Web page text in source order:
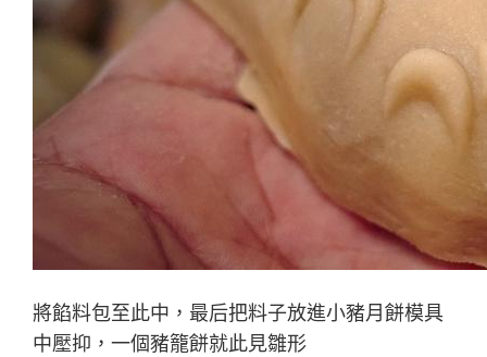
將餡料包至此中，最后把料子放進小豬月餅模具
中壓抑，一個豬籠餅就此見雛形